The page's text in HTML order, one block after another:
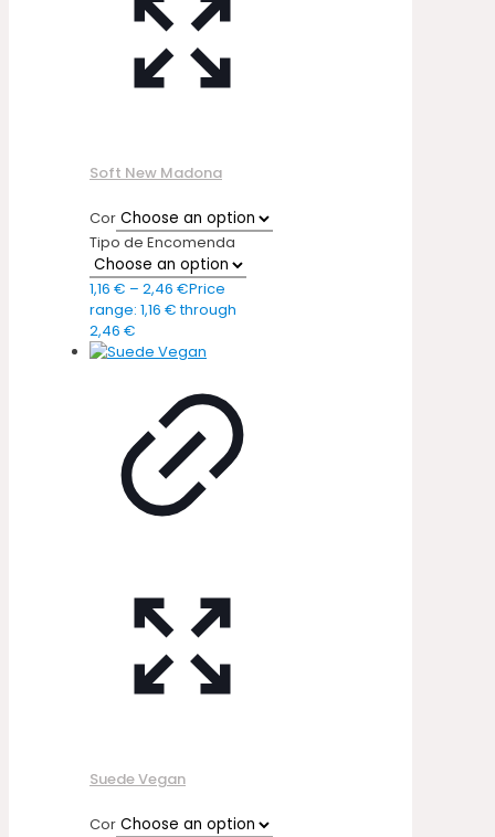
Soft New Madona
Cor
Tipo de Encomenda
1,16 € – 2,46 €Price
range: 1,16 € through
2,46 €
Suede Vegan
Cor